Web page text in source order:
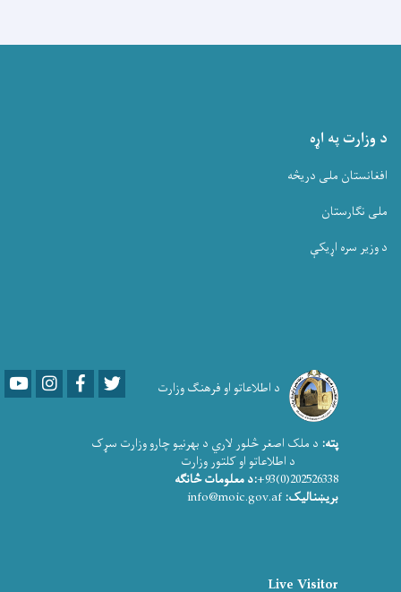
د وزارت په اړه
افغانستان ملی دریڅه
ملی نگارستان
د وزیر سره اړیکې
د اطلاعاتو او فرهنګ وزارت YoutubeLinkedInFacebook
پته: د ملک اصغر څلور لاري د بهرنیو چارو وزارت سړک
د اطلاعاتو او کلتور وزارت
202526338(0)93+
:د معلومات څانګه
بریښنالیک: info@moic.gov.af
Live Visitor